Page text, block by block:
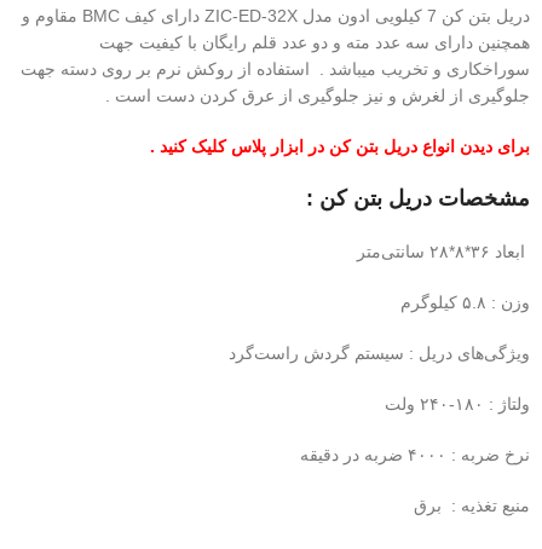
دریل بتن کن 7 کیلویی ادون مدل ZIC-ED-32X دارای کیف BMC مقاوم و
همچنین دارای سه عدد مته و دو عدد قلم رایگان با کیفیت جهت
سوراخکاری و تخریب میباشد . استفاده از روکش نرم بر روی دسته جهت
جلوگیری از لغرش و نیز جلوگیری از عرق کردن دست است .
برای دیدن انواع دریل بتن کن در ابزار پلاس کلیک کنید .
مشخصات دریل بتن کن :
ابعاد ۳۶*۸*۲۸ سانتی‌متر
وزن : ۵.۸ کیلوگرم
ویژگی‌های دریل : سیستم گردش راست‌گرد
ولتاژ : ۱۸۰-۲۴۰ ولت
نرخ ضربه : ۴۰۰۰ ضربه در دقیقه
منبع تغذیه : برق